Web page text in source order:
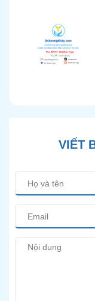
VIẾT